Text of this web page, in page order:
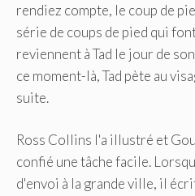
rendiez compte, le coup de
série de coups de pied qui
reviennent à Tad le jour de
ce moment-là, Tad pète au
suite.
Ross Collins l'a illustré et
confié une tâche facile.
d'envoi à la grande ville, il